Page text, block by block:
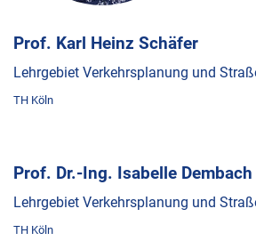
Prof. Karl Heinz Schäfer
Lehrgebiet Verkehrsplanung und
TH Köln
Prof. Dr.-Ing. Isabelle Dembach
Lehrgebiet Verkehrsplanung und
TH Köln